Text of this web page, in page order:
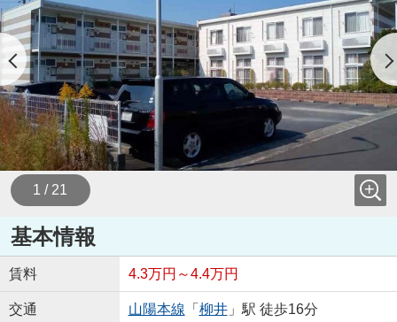
1 / 21
基本情報
賃料 4.3万円～4.4万円
交通 山陽本線 「 柳井」駅 徒歩16分